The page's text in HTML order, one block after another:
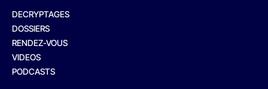
DECRYPTAGES
DOSSIERS
RENDEZ-VOUS
VIDEOS
PODCASTS